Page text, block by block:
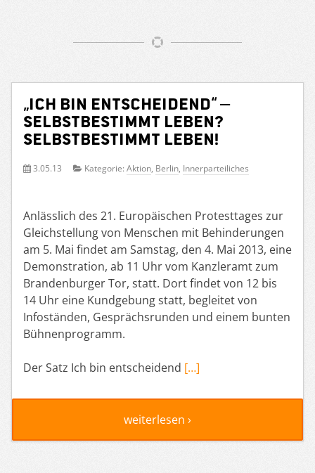
„Ich bin entscheidend“ –
Selbstbestimmt leben?
Selbstbestimmt leben!
3.05.13 Kategorie: Aktion, Berlin, Innerparteiliches
Anlässlich des 21. Europäischen Protesttages zur
Gleichstellung von Menschen mit Behinderungen
am 5. Mai findet am Samstag, den 4. Mai 2013, eine
Demonstration, ab 11 Uhr vom Kanzleramt zum
Brandenburger Tor, statt. Dort findet von 12 bis
14 Uhr eine Kundgebung statt, begleitet von
Infoständen, Gesprächsrunden und einem bunten
Bühnenprogramm.
Der Satz Ich bin entscheidend […]
weiterlesen ›